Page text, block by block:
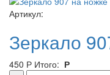
Артикул:
Зеркало
450 Р Итого: Р